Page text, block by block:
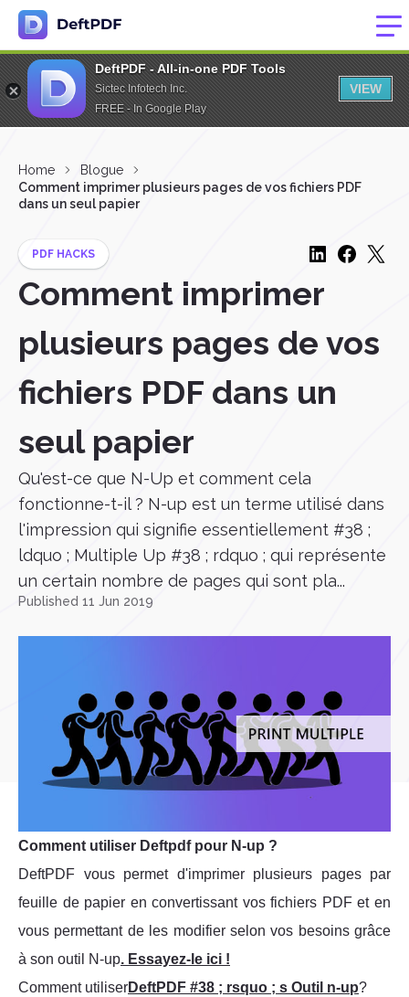
DeftPDF - All-in-one PDF Tools
Sictec Infotech Inc.
FREE - In Google Play
VIEW
Home
Blogue
Comment imprimer plusieurs pages de vos fichiers PDF
dans un seul papier
PDF HACKS
Comment imprimer
plusieurs pages de vos
fichiers PDF dans un
seul papier
Qu'est-ce que N-Up et comment cela
fonctionne-t-il ? N-up est un terme utilisé dans
l'impression qui signifie essentiellement #38 ;
ldquo ; Multiple Up #38 ; rdquo ; qui représente
un certain nombre de pages qui sont pla...
Published 11 Jun 2019
Comment utiliser Deftpdf pour N-up ?
DeftPDF vous permet d'imprimer plusieurs pages par
feuille de papier en convertissant vos fichiers PDF et en
vous permettant de les modifier selon vos besoins grâce
à son outil N-up. Essayez-le ici !
Comment utiliserDeftPDF #38 ; rsquo ; s Outil n-up?